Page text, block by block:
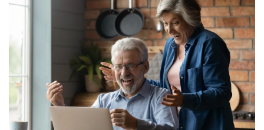
pracą i pomocą socjalną.